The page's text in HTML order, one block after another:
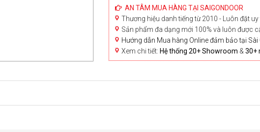
AN TÂM MUA HÀNG TẠI SAIGONDOOR
Thương hiệu danh tiếng từ 2010 - Luôn đặt
Sản phẩm đa dạng mới 100% và luôn được
Hướng dẫn Mua hàng Online đảm bảo tại
Xem chi tiết: Hệ thống 20+ Showroom & 30+